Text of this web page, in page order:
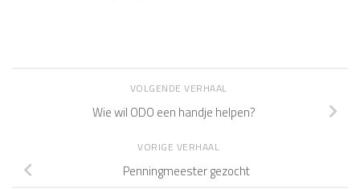
VOLGENDE VERHAAL
Wie wil ODO een handje helpen?
VORIGE VERHAAL
Penningmeester gezocht